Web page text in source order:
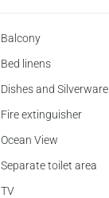
Balcony
Bed linens
Dishes and Silverware
Fire extinguisher
Ocean View
Separate toilet area
TV